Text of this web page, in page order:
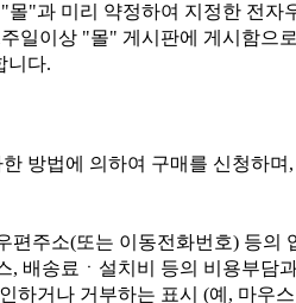
"과 미리 약정하여 지정한 전자
일이상 "몰" 게시판에 게시함으
니다.
방법에 의하여 구매를 신청하
편주소(또는 이동전화번호) 등의
, 배송료ㆍ설치비 등의 비용부담
하거나 거부하는 표시 (예, 마우